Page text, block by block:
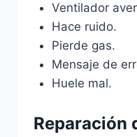
Ventilador
Hace ruido.
Pierde gas.
Mensaje de
Huele mal.
Reparación